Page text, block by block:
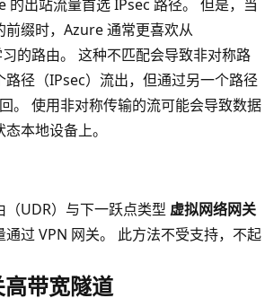
的出站流量首选 IPsec 路径。 但是，当
前缀时，Azure 通常更喜欢从
的路由。 这种不匹配会导致非对称路
路径（IPsec）流出，但通过另一个路径
。 使用非对称传输的流可能会导致数据
本地设备上。
UDR）与下一跃点类型 虚拟网络网关
过 VPN 网关。 此方法不受支持，不起
带宽隧道